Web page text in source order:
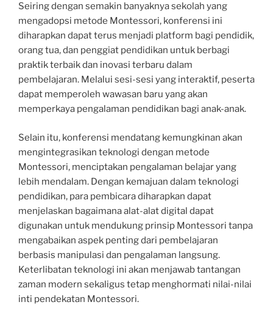
Seiring dengan semakin banyaknya sekolah yang
mengadopsi metode Montessori, konferensi ini
diharapkan dapat terus menjadi platform bagi pendidik,
orang tua, dan penggiat pendidikan untuk berbagi
praktik terbaik dan inovasi terbaru dalam
pembelajaran. Melalui sesi-sesi yang interaktif, peserta
dapat memperoleh wawasan baru yang akan
memperkaya pengalaman pendidikan bagi anak-anak.
Selain itu, konferensi mendatang kemungkinan akan
mengintegrasikan teknologi dengan metode
Montessori, menciptakan pengalaman belajar yang
lebih mendalam. Dengan kemajuan dalam teknologi
pendidikan, para pembicara diharapkan dapat
menjelaskan bagaimana alat-alat digital dapat
digunakan untuk mendukung prinsip Montessori tanpa
mengabaikan aspek penting dari pembelajaran
berbasis manipulasi dan pengalaman langsung.
Keterlibatan teknologi ini akan menjawab tantangan
zaman modern sekaligus tetap menghormati nilai-nilai
inti pendekatan Montessori.